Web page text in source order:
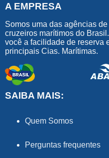
A EMPRESA
Somos uma das agências
cruzeiros marítimos do
você a facilidade de reserva
principais Cias. Marítimas.
SAIBA MAIS:
Quem Somos
Perguntas frequentes